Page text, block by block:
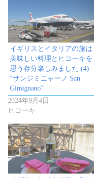
イギリスとイタリアの旅は
美味しい料理とヒコーキを
思う存分楽しみました (4)
“サンジミニャーノ San
Gimignano”
2024年9月4日
ヒコーキ